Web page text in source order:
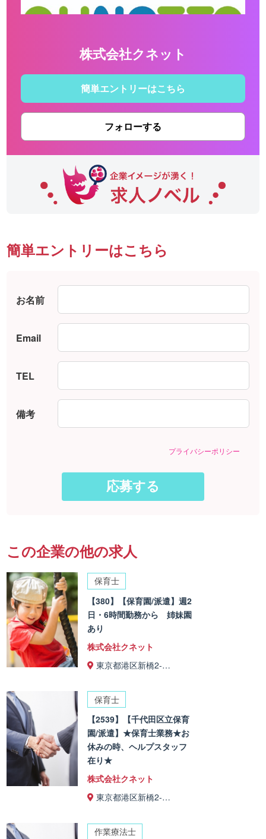
株式会社クネット
簡単エントリーはこちら
フォローする
簡単エントリーはこちら
お名前
Email
TEL
備考
プライバシーポリシー
この企業の他の求人
保育士
【380】【保育園/派遣】週2
日・6時間勤務から 姉妹園
あり
株式会社クネット
東京都港区新橋2-…
保育士
【2539】【千代田区立保育
園/派遣】★保育士業務★お
休みの時、ヘルプスタッフ
在り★
株式会社クネット
東京都港区新橋2-…
作業療法士